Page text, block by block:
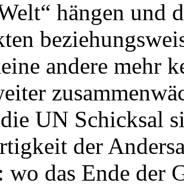
hängen und
andere mehr
UN Schicksal
der
das Ende der